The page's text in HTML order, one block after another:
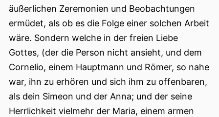
äußerlichen Zeremonien und Beobachtungen
ermüdet, als ob es die Folge einer solchen Arbeit
wäre. Sondern welche in der freien Liebe
Gottes, (der die Person nicht ansieht, und dem
Cornelio, einem Hauptmann und Römer, so nahe
war, ihn zu erhören und sich ihm zu offenbaren,
als dein Simeon und der Anna; und der seine
Herrlichkeit vielmehr der Maria, einem armen